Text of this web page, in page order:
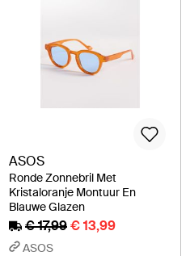
ASOS
Ronde Zonnebril Met
Kristaloranje Montuur En
Blauwe Glazen
€ 17,99€ 13,99
ASOS